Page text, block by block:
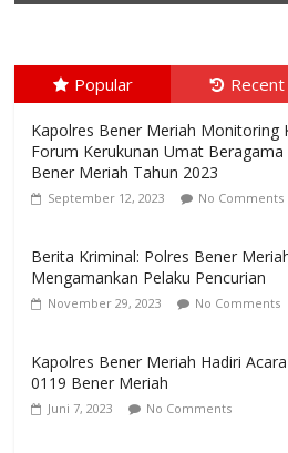
Popular Recent
Kapolres Bener Meriah Monitoring
Forum Kerukunan Umat Beragama
Bener Meriah Tahun 2023
September 12, 2023 No Comments
Berita Kriminal: Polres Bener
Mengamankan Pelaku Pencurian
November 29, 2023 No Comments
Kapolres Bener Meriah Hadiri
0119 Bener Meriah
Juni 7, 2023 No Comments